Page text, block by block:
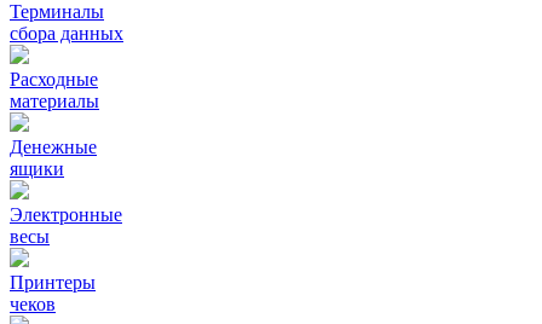
Терминалы
сбора данных
Расходные
материалы
Денежные
ящики
Электронные
весы
Принтеры
чеков